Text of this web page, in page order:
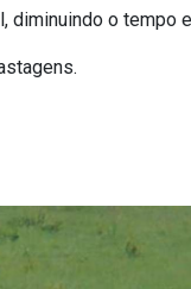
diminuindo o tempo